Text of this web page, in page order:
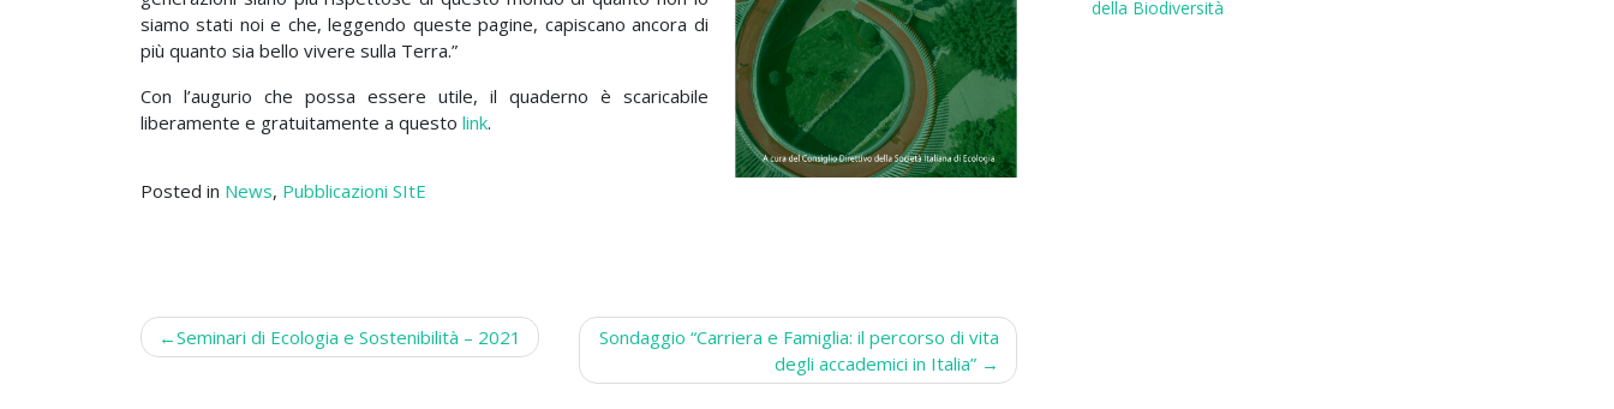
siamo stati noi e che, leggendo queste pagine, capiscano ancora di
più quanto sia bello vivere sulla Terra.”
Con l’augurio che possa essere utile, il quaderno è scaricabile
liberamente e gratuitamente a questo link.
Posted in News, Pubblicazioni SItE
Post
Seminari di Ecologia e Sostenibilità – 2021
Sondaggio “Carriera e Famiglia: il percorso di vita
degli accademici in Italia”
della Biodiversità